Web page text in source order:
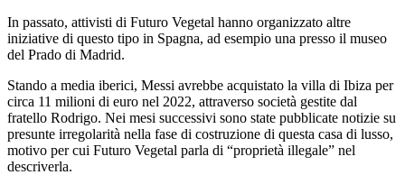
In passato, attivisti di Futuro Vegetal hanno organizzato altre
iniziative di questo tipo in Spagna, ad esempio una presso il museo
del Prado di Madrid.
Stando a media iberici, Messi avrebbe acquistato la villa di Ibiza per
circa 11 milioni di euro nel 2022, attraverso società gestite dal
fratello Rodrigo. Nei mesi successivi sono state pubblicate notizie su
presunte irregolarità nella fase di costruzione di questa casa di lusso,
motivo per cui Futuro Vegetal parla di “proprietà illegale” nel
descriverla.